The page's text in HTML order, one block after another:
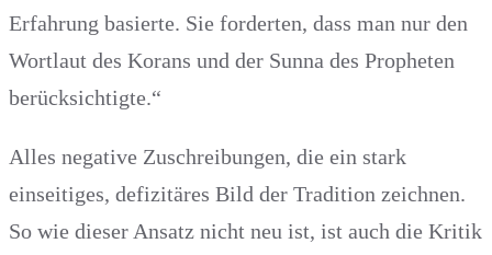
Erfahrung basierte. Sie forderten, dass man nur den
Wortlaut des Korans und der Sunna des Propheten
berücksichtigte.“
Alles negative Zuschreibungen, die ein stark
einseitiges, defizitäres Bild der Tradition zeichnen.
So wie dieser Ansatz nicht neu ist, ist auch die Kritik